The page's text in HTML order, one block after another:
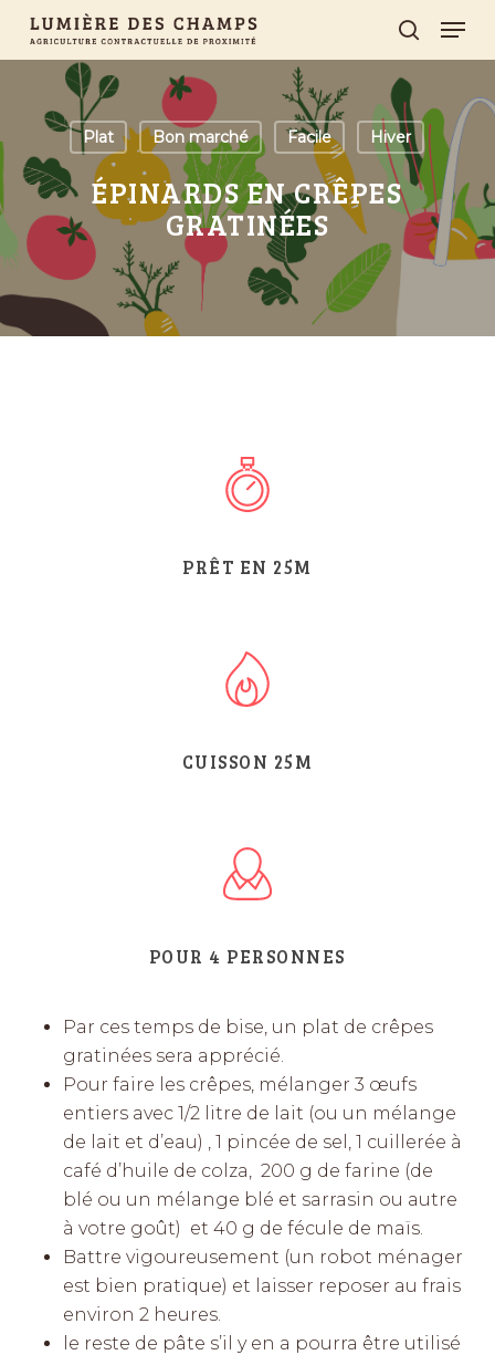
Skip
content
Plat Bon marché Facile Hiver
ÉPINARDS EN CRÊPES
GRATINÉES
PRÊT EN 25M
CUISSON 25M
POUR 4 PERSONNES
Par ces temps de bise, un plat de crêpes
gratinées sera apprécié.
Pour faire les crêpes, mélanger 3 œufs
entiers avec 1/2 litre de lait (ou un mélange
de lait et d’eau) , 1 pincée de sel, 1 cuillerée à
café d’huile de colza, 200 g de farine (de
blé ou un mélange blé et sarrasin ou autre
à votre goût) et 40 g de fécule de maïs.
Battre vigoureusement (un robot ménager
est bien pratique) et laisser reposer au frais
environ 2 heures.
le reste de pâte s’il y en a pourra être utilisé